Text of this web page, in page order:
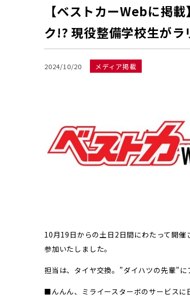
【ベストカーWebに掲
ク!? 現役整備学校生が
2024/10/20 メディア掲載
10月19日からの土日2日間にわたって開
参加いたしました。
担当は、タイヤ交換。”ダイハツの先輩”
■んんん、ミライースターボのサービスに